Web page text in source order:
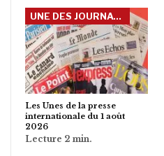
UNE DES JOURNAUX INTERNATIONAUX
Les Unes de la presse
internationale du 1 août
2026